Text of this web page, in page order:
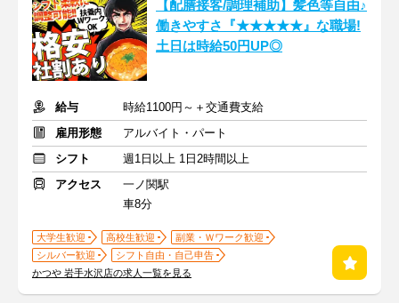
【配膳接客/調理補助】髪色等自由♪
働きやすさ『★★★★★』な職場!
土日は時給50円UP◎
給与
時給1100円～＋交通費支給
雇用形態
アルバイト・パート
シフト
週1日以上 1日2時間以上
アクセス
一ノ関駅
車8分
大学生歓迎 高校生歓迎
副業・Ｗワーク歓迎
シルバー歓迎
シフト自由・自己申告
かつや 岩手水沢店の求人一覧を見る